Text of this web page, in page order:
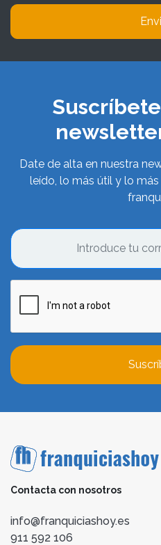
Date de alta en nuestra
leído, lo más útil y lo
Contacta con nosotros
info@franquiciashoy.es
911 592 106